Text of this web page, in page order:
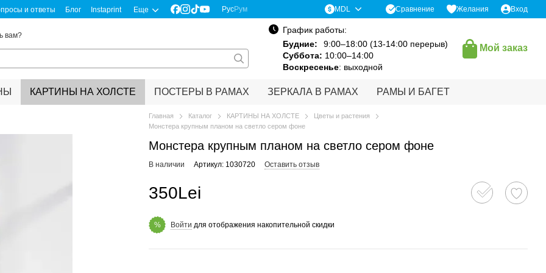
и ответы Блог Instaprint Еще РусРум MDL Сравнение Желания Вход
вам?
График работы:
Будние:
9:00–18:00 (13-14:00 перерыв)
Суббота: 10:00–14:00
Воскресенье: выходной
Мой заказ
КАРТИНЫ НА ХОЛСТЕ ПОСТЕРЫ В РАМАХ ЗЕРКАЛА В РАМАХ РАМЫ И БАГЕТ
Главная Каталог КАРТИНЫ НА ХОЛСТЕ
Цветы и растения
Монстера крупным планом на светло сером фоне
Монстера крупным планом на светло сером фоне
В наличии Артикул: 1030720 Оставить отзыв
350Lei
% Войти для отображения накопительной скидки